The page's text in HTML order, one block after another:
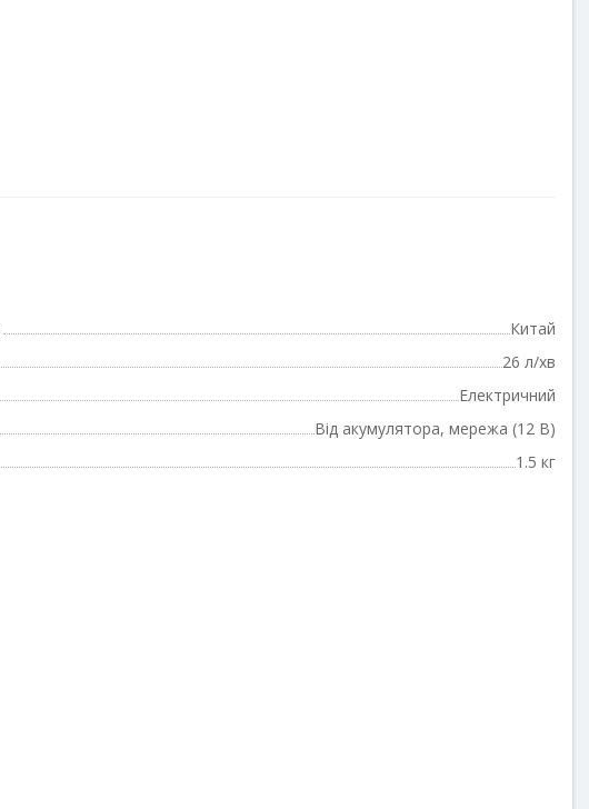
Китай
26 л/хв
Електричний
Від акумулятора, мережа (12 В)
1.5 кг